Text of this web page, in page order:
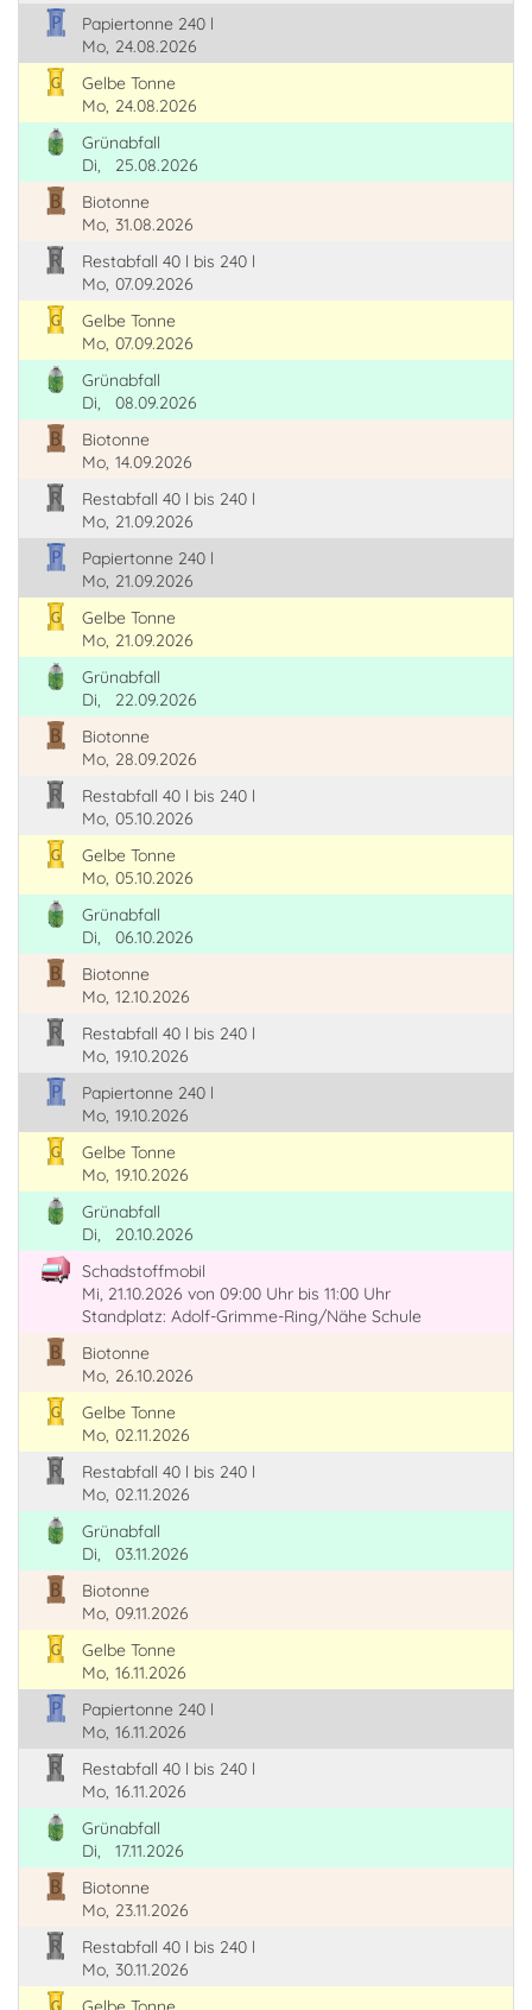
Papiertonne 240 l
Mo, 24.08.2026
Gelbe Tonne
Mo, 24.08.2026
Grünabfall
Di,
25.08.2026
Biotonne
Mo, 31.08.2026
Restabfall 40 l bis 240 l
Mo, 07.09.2026
Gelbe Tonne
Mo, 07.09.2026
Grünabfall
Di,
08.09.2026
Biotonne
Mo, 14.09.2026
Restabfall 40 l bis 240 l
Mo, 21.09.2026
Papiertonne 240 l
Mo, 21.09.2026
Gelbe Tonne
Mo, 21.09.2026
Grünabfall
Di,
22.09.2026
Biotonne
Mo, 28.09.2026
Restabfall 40 l bis 240 l
Mo, 05.10.2026
Gelbe Tonne
Mo, 05.10.2026
Grünabfall
Di,
06.10.2026
Biotonne
Mo, 12.10.2026
Restabfall 40 l bis 240 l
Mo, 19.10.2026
Papiertonne 240 l
Mo, 19.10.2026
Gelbe Tonne
Mo, 19.10.2026
Grünabfall
Di,
20.10.2026
Schadstoffmobil
Mi, 21.10.2026 von 09:00 Uhr bis 11:00 Uhr
Standplatz: Adolf-Grimme-Ring/Nähe Schule
Biotonne
Mo, 26.10.2026
Gelbe Tonne
Mo, 02.11.2026
Restabfall 40 l bis 240 l
Mo, 02.11.2026
Grünabfall
Di,
03.11.2026
Biotonne
Mo, 09.11.2026
Gelbe Tonne
Mo, 16.11.2026
Papiertonne 240 l
Mo, 16.11.2026
Restabfall 40 l bis 240 l
Mo, 16.11.2026
Grünabfall
Di,
17.11.2026
Biotonne
Mo, 23.11.2026
Restabfall 40 l bis 240 l
Mo, 30.11.2026